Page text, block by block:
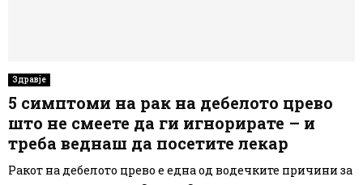
Здравје
5 симптоми на рак на дебелото црево
што не смеете да ги игнорирате – и
треба веднаш да посетите лекар
Ракот на дебелото црево е една од водечките причини за